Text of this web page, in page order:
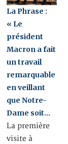
La Phrase :
« Le
président
Macron a fait
un travail
remarquable
en veillant
que Notre-
Dame soit…
La première
visite à